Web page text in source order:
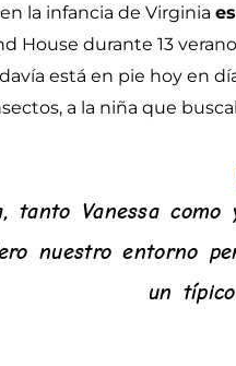
la infancia de Virginia
House durante 13
está en pie hoy en
a la niña que
tanto Vanessa
nuestro entorno
un